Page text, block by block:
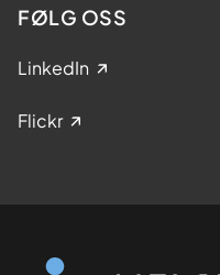
FØLG OSS
LinkedIn
Flickr